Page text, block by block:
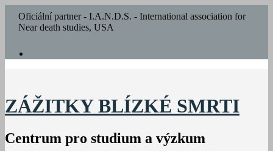
Oficiální partner - I.A.N.D.S. - International association for
Near death studies, USA
ZÁŽITKY BLÍZKÉ SMRTI
Centrum pro studium a výzkum